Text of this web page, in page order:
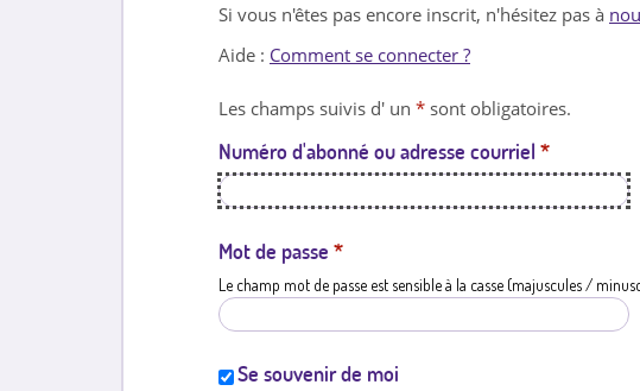
n
l
e
Si vous n'êtes pas encore inscrit, n'hésitez pas à
Aide : Comment se connecter ?
Les champs suivis d' un * sont obligatoires.
Numéro d'abonné ou adresse courriel *
Mot de passe *
Le champ mot de passe est sensible à la casse (majuscules /
Se souvenir de moi